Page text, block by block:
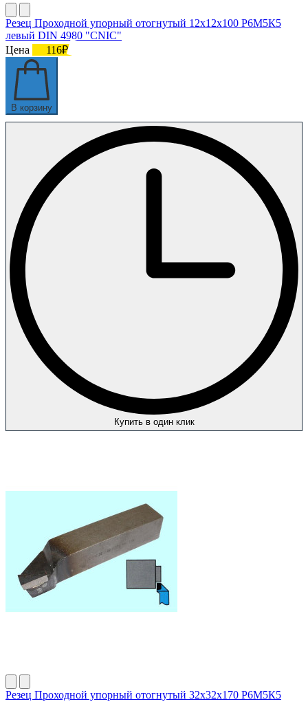
Резец Проходной упорный отогнутый 12х12х100 Р6М5К5
левый DIN 4980 "CNIC"
Цена
116₽
В корзину
Купить в один клик
Резец Проходной упорный отогнутый 32х32х170 Р6М5К5